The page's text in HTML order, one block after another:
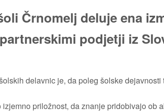
Črnomelj deluje ena
podjetji iz
delavnic je, da poleg šolske
priložnost, da znanje pridobivajo